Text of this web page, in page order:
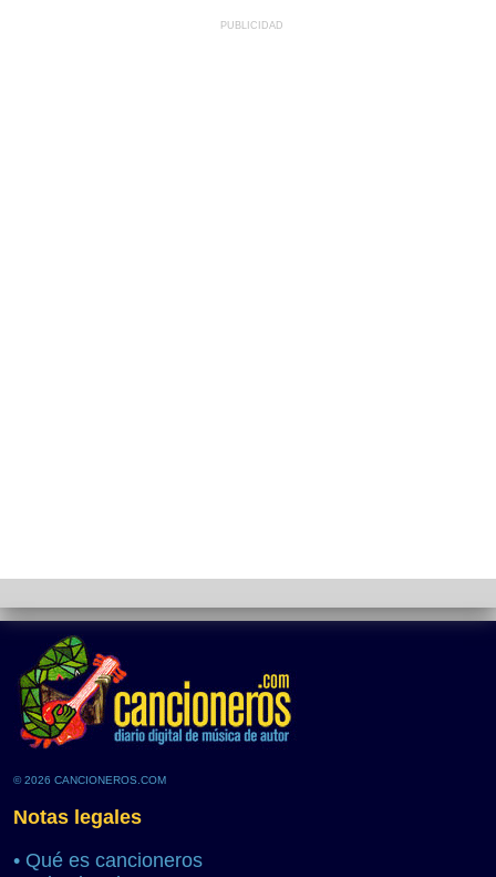
PUBLICIDAD
© 2026 CANCIONEROS.COM
Notas legales
• Qué es cancioneros